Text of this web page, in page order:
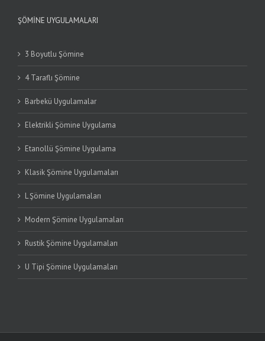
ŞÖMINE UYGULAMALARI
3 Boyutlu Şömine
4 Taraflı Şömine
Barbekü Uygulamalar
Elektrikli Şömine Uygulama
Etanollü Şömine Uygulama
Klasik Şömine Uygulamaları
L Şömine Uygulamaları
Modern Şömine Uygulamaları
Rustik Şömine Uygulamaları
U Tipi Şömine Uygulamaları